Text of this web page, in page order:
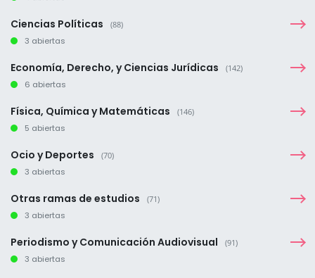
Ciencias Políticas (88)
3 abiertas
Economía, Derecho, y Ciencias Jurídicas (142)
6 abiertas
Física, Química y Matemáticas (146)
5 abiertas
Ocio y Deportes (70)
3 abiertas
Otras ramas de estudios (71)
3 abiertas
Periodismo y Comunicación Audiovisual (91)
3 abiertas